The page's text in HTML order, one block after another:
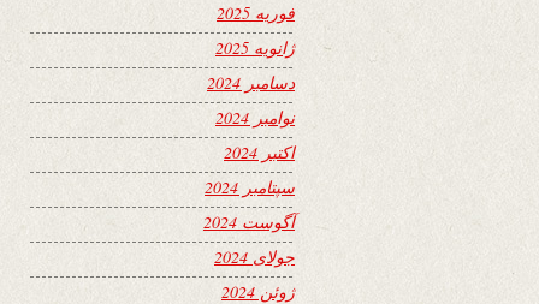
فوریه 2025
ژانویه 2025
دسامبر 2024
نوامبر 2024
اکتبر 2024
سپتامبر 2024
آگوست 2024
جولای 2024
ژوئن 2024